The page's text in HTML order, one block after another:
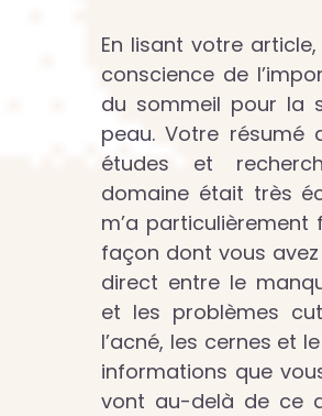
En lisant votre
conscience de
du sommeil pour la
peau. Votre résumé
études et
domaine était très
m’a particulièrement
façon dont vous avez
direct entre le
et les problèmes
l’acné, les cernes et
informations que
vont au-delà de ce